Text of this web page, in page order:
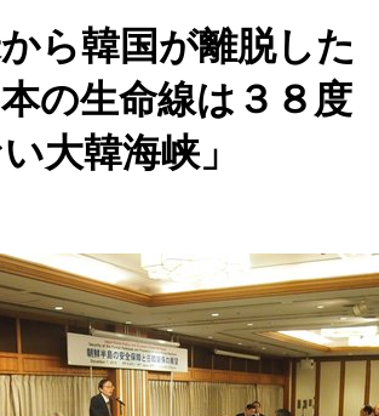
から韓国が離脱した
の生命線は３８度
大韓海峡」